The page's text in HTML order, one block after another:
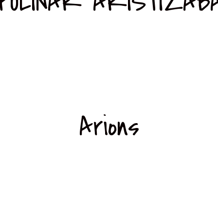
Arions